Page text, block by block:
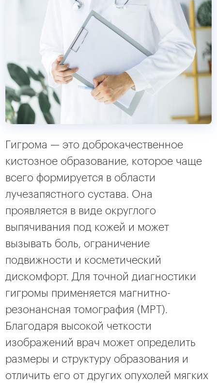
Гигрома — это доброкачественное
кистозное образование, которое чаще
всего формируется в области
лучезапястного сустава. Она
проявляется в виде округлого
выпячивания под кожей и может
вызывать боль, ограничение
подвижности и косметический
дискомфорт. Для точной диагностики
гигромы применяется магнитно-
резонансная томография (МРТ).
Благодаря высокой четкости
изображений врач может определить
размеры и структуру образования и
отличить его от других опухолей мягких